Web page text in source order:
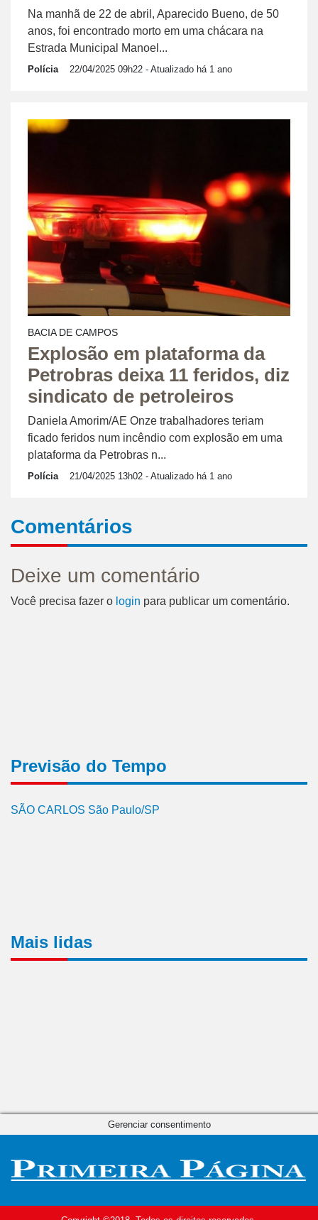
Na manhã de 22 de abril, Aparecido Bueno, de 50
anos, foi encontrado morto em uma chácara na
Estrada Municipal Manoel...
Polícia 22/04/2025 09h22 - Atualizado há 1 ano
BACIA DE CAMPOS
Explosão em plataforma da
Petrobras deixa 11 feridos, diz
sindicato de petroleiros
Daniela Amorim/AE Onze trabalhadores teriam
ficado feridos num incêndio com explosão em uma
plataforma da Petrobras n...
Polícia 21/04/2025 13h02 - Atualizado há 1 ano
Comentários
Deixe um comentário
Você precisa fazer o login para publicar um comentário.
Previsão do Tempo
SÃO CARLOS São Paulo/SP
Mais lidas
Gerenciar consentimento